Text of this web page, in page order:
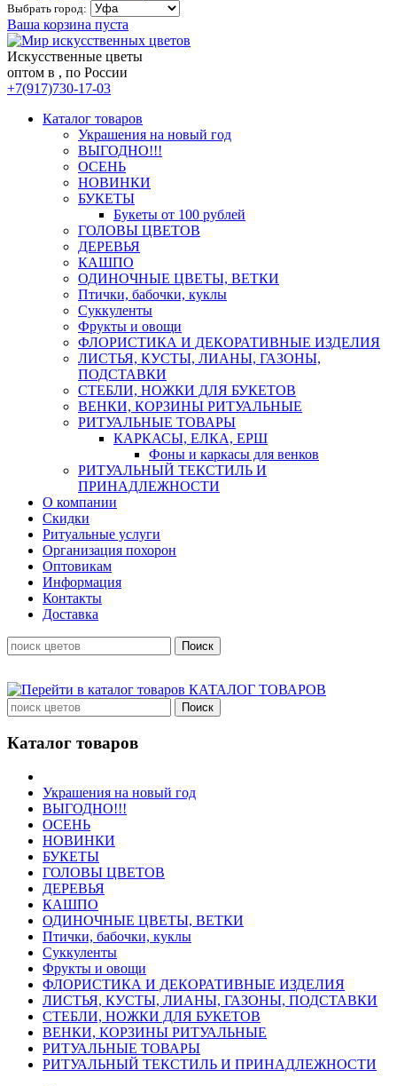
Выбрать город:
Ваша корзина пуста
Искусственные цветы
оптом в , по России
+7(917)730-17-03
Каталог товаров
Украшения на новый год
ВЫГОДНО!!!
ОСЕНЬ
НОВИНКИ
БУКЕТЫ
Букеты от 100 рублей
ГОЛОВЫ ЦВЕТОВ
ДЕРЕВЬЯ
КАШПО
ОДИНОЧНЫЕ ЦВЕТЫ, ВЕТКИ
Птички, бабочки, куклы
Суккуленты
Фрукты и овощи
ФЛОРИСТИКА И ДЕКОРАТИВНЫЕ ИЗДЕЛИЯ
ЛИСТЬЯ, КУСТЫ, ЛИАНЫ, ГАЗОНЫ,
ПОДСТАВКИ
СТЕБЛИ, НОЖКИ ДЛЯ БУКЕТОВ
ВЕНКИ, КОРЗИНЫ РИТУАЛЬНЫЕ
РИТУАЛЬНЫЕ ТОВАРЫ
КАРКАСЫ, ЕЛКА, ЕРШ
Фоны и каркасы для венков
РИТУАЛЬНЫЙ ТЕКСТИЛЬ И
ПРИНАДЛЕЖНОСТИ
О компании
Скидки
Ритуальные услуги
Организация похорон
Оптовикам
Информация
Контакты
Доставка
КАТАЛОГ ТОВАРОВ
Каталог товаров
Украшения на новый год
ВЫГОДНО!!!
ОСЕНЬ
НОВИНКИ
БУКЕТЫ
ГОЛОВЫ ЦВЕТОВ
ДЕРЕВЬЯ
КАШПО
ОДИНОЧНЫЕ ЦВЕТЫ, ВЕТКИ
Птички, бабочки, куклы
Суккуленты
Фрукты и овощи
ФЛОРИСТИКА И ДЕКОРАТИВНЫЕ ИЗДЕЛИЯ
ЛИСТЬЯ, КУСТЫ, ЛИАНЫ, ГАЗОНЫ, ПОДСТАВКИ
СТЕБЛИ, НОЖКИ ДЛЯ БУКЕТОВ
ВЕНКИ, КОРЗИНЫ РИТУАЛЬНЫЕ
РИТУАЛЬНЫЕ ТОВАРЫ
РИТУАЛЬНЫЙ ТЕКСТИЛЬ И ПРИНАДЛЕЖНОСТИ